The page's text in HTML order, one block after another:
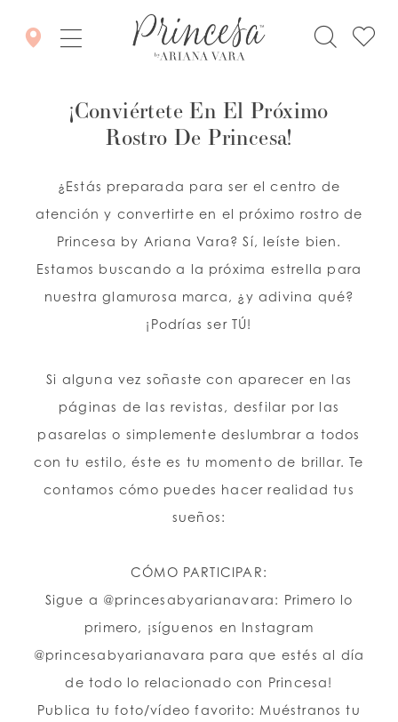
LISTA DE DESEOS
ESPAÑOL INGLES
¡Conviértete En El Próximo
Rostro De Princesa!
¿Estás preparada para ser el centro de
atención y convertirte en el próximo rostro de
Princesa by Ariana Vara? Sí, leíste bien.
Estamos buscando a la próxima estrella para
nuestra glamurosa marca, ¿y adivina qué?
¡Podrías ser TÚ!
Si alguna vez soñaste con aparecer en las
páginas de las revistas, desfilar por las
pasarelas o simplemente deslumbrar a todos
con tu estilo, éste es tu momento de brillar. Te
contamos cómo puedes hacer realidad tus
sueños:
CÓMO PARTICIPAR:
Sigue a @princesabyarianavara: Primero lo
primero, ¡síguenos en Instagram
@princesabyarianavara para que estés al día
de todo lo relacionado con Princesa!
Publica tu foto/vídeo favorito: Muéstranos tu